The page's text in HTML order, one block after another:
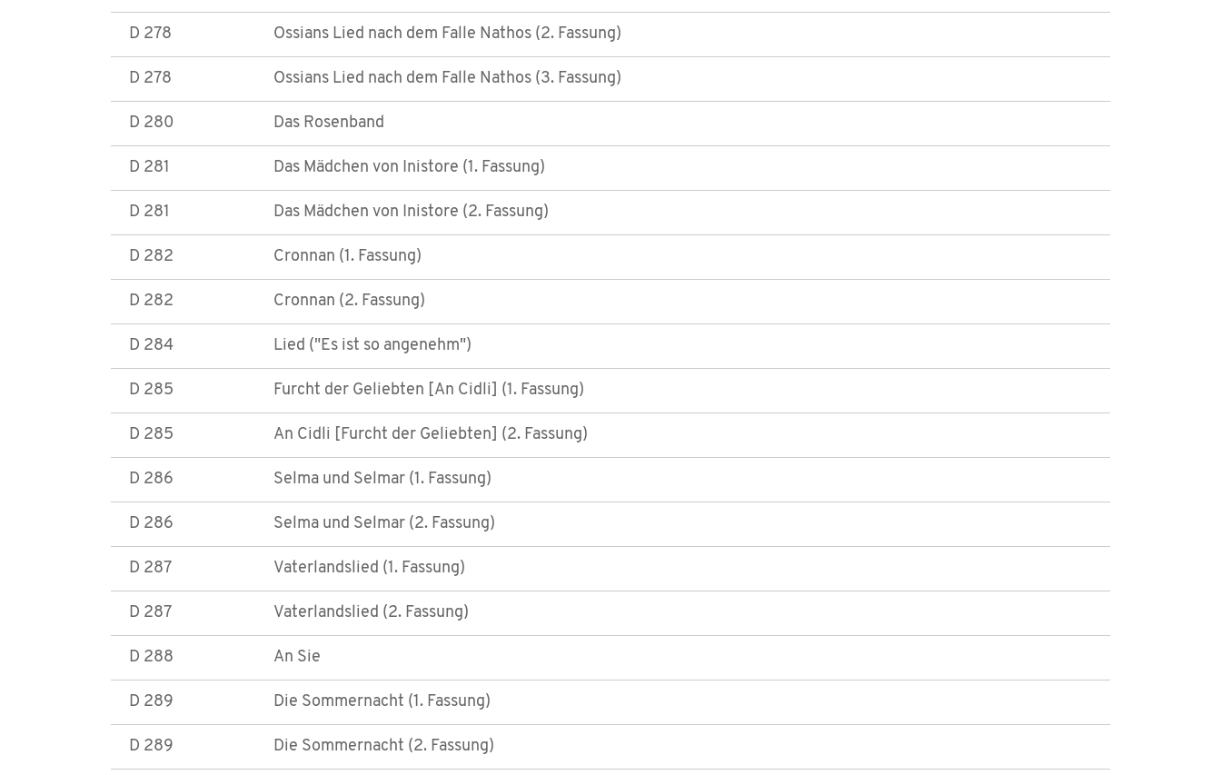
D 278 Ossians Lied nach dem Falle Nathos (2. Fassung)
D 278 Ossians Lied nach dem Falle Nathos (3. Fassung)
D 280 Das Rosenband
D 281 Das Mädchen von Inistore (1. Fassung)
D 281 Das Mädchen von Inistore (2. Fassung)
D 282 Cronnan (1. Fassung)
D 282 Cronnan (2. Fassung)
D 284 Lied ("Es ist so angenehm")
D 285 Furcht der Geliebten [An Cidli] (1. Fassung)
D 285 An Cidli [Furcht der Geliebten] (2. Fassung)
D 286 Selma und Selmar (1. Fassung)
D 286 Selma und Selmar (2. Fassung)
D 287 Vaterlandslied (1. Fassung)
D 287 Vaterlandslied (2. Fassung)
D 288 An Sie
D 289 Die Sommernacht (1. Fassung)
D 289 Die Sommernacht (2. Fassung)